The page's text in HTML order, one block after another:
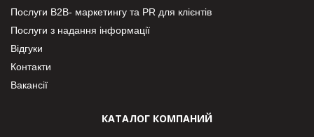
Послуги В2В- маркетингу та PR для клієнтів
Послуги з надання інформації
Відгуки
Контакти
Вакансії
КАТАЛОГ КОМПАНИЙ